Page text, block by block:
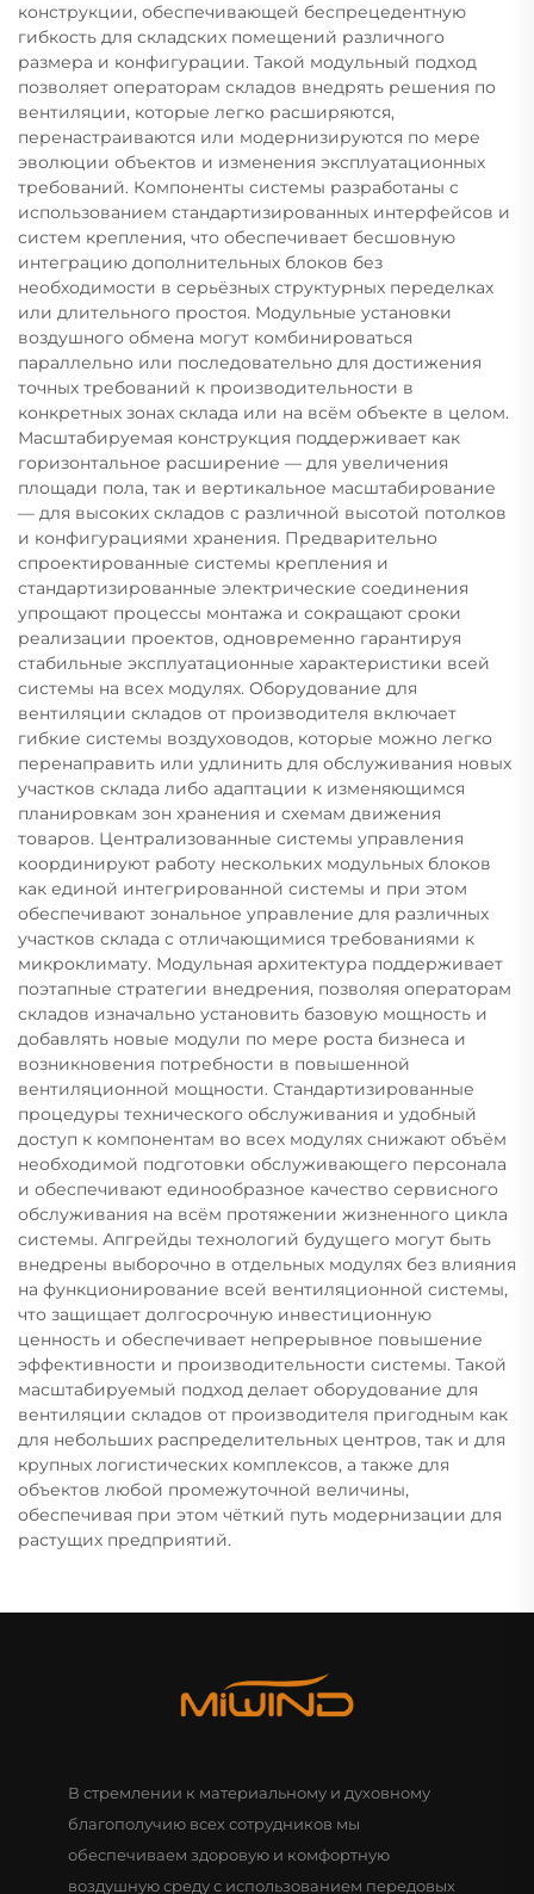
конструкции, обеспечивающей беспрецедентную
гибкость для складских помещений различного
размера и конфигурации. Такой модульный подход
позволяет операторам складов внедрять решения по
вентиляции, которые легко расширяются,
перенастраиваются или модернизируются по мере
эволюции объектов и изменения эксплуатационных
требований. Компоненты системы разработаны с
использованием стандартизированных интерфейсов и
систем крепления, что обеспечивает бесшовную
интеграцию дополнительных блоков без
необходимости в серьёзных структурных переделках
или длительного простоя. Модульные установки
воздушного обмена могут комбинироваться
параллельно или последовательно для достижения
точных требований к производительности в
конкретных зонах склада или на всём объекте в целом.
Масштабируемая конструкция поддерживает как
горизонтальное расширение — для увеличения
площади пола, так и вертикальное масштабирование
— для высоких складов с различной высотой потолков
и конфигурациями хранения. Предварительно
спроектированные системы крепления и
стандартизированные электрические соединения
упрощают процессы монтажа и сокращают сроки
реализации проектов, одновременно гарантируя
стабильные эксплуатационные характеристики всей
системы на всех модулях. Оборудование для
вентиляции складов от производителя включает
гибкие системы воздуховодов, которые можно легко
перенаправить или удлинить для обслуживания новых
участков склада либо адаптации к изменяющимся
планировкам зон хранения и схемам движения
товаров. Централизованные системы управления
координируют работу нескольких модульных блоков
как единой интегрированной системы и при этом
обеспечивают зональное управление для различных
участков склада с отличающимися требованиями к
микроклимату. Модульная архитектура поддерживает
поэтапные стратегии внедрения, позволяя операторам
складов изначально установить базовую мощность и
добавлять новые модули по мере роста бизнеса и
возникновения потребности в повышенной
вентиляционной мощности. Стандартизированные
процедуры технического обслуживания и удобный
доступ к компонентам во всех модулях снижают объём
необходимой подготовки обслуживающего персонала
и обеспечивают единообразное качество сервисного
обслуживания на всём протяжении жизненного цикла
системы. Апгрейды технологий будущего могут быть
внедрены выборочно в отдельных модулях без влияния
на функционирование всей вентиляционной системы,
что защищает долгосрочную инвестиционную
ценность и обеспечивает непрерывное повышение
эффективности и производительности системы. Такой
масштабируемый подход делает оборудование для
вентиляции складов от производителя пригодным как
для небольших распределительных центров, так и для
крупных логистических комплексов, а также для
объектов любой промежуточной величины,
обеспечивая при этом чёткий путь модернизации для
растущих предприятий.
В стремлении к материальному и духовному
благополучию всех сотрудников мы
обеспечиваем здоровую и комфортную
воздушную среду с использованием передовых